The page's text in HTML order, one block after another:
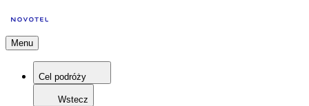
Menu
Cel podróży
Wstecz